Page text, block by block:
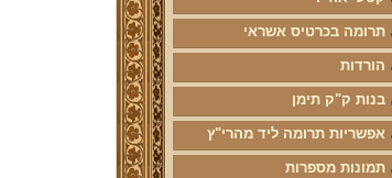
תרומה בכרטיס אשראי
הורדות
בנות ק"ק תימן
אפשריות תרומה ליד מהרי"ץ
תמונות מספרות